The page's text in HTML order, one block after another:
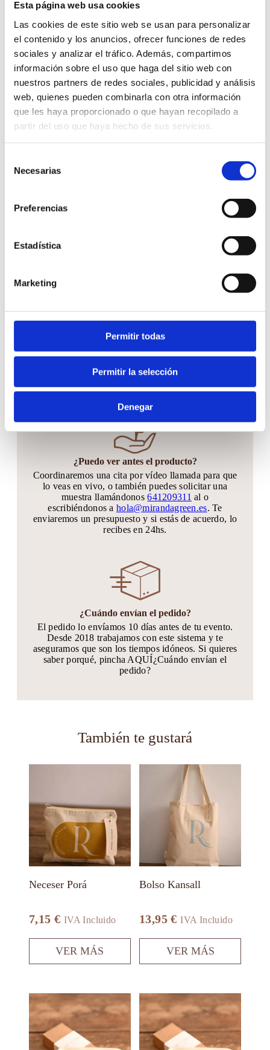
Esta página web usa cookies
Las cookies de este sitio web se usan para personalizar
el contenido y los anuncios, ofrecer funciones de redes
sociales y analizar el tráfico. Además, compartimos
información sobre el uso que haga del sitio web con
nuestros partners de redes sociales, publicidad y análisis
web, quienes pueden combinarla con otra información
que les haya proporcionado o que hayan recopilado a
partir del uso que haya hecho de sus servicios.
Necesarias
Preferencias
Estadística
Marketing
Permitir todas
Permitir la selección
Denegar
Guazú
cantidad
Precio Total: 49.25€
¿Necesitas saber más sobre los envíos?
Saber más sobre los envíos
¿Cuándo hacer el pedido?
Puedes hacer tu pedido hasta 30 días antes de tu
gran día. Si quieres quedarte tranquilo y anticiparte
mucho más, sin problema!! Podrás agregar
unidades hasta 20 días antes de tu evento
¿Puedo ver antes el producto?
Coordinaremos una cita por vídeo llamada para que
lo veas en vivo, o también puedes solicitar una
muestra llamándonos641209311 al o
escribiéndonos ahola@mirandagreen.es. Te
enviaremos un presupuesto y si estás de acuerdo, lo
recibes en 24hs.
¿Cuándo envían el pedido?
El pedido lo envíamos 10 días antes de tu evento.
Desde 2018 trabajamos con este sistema y te
aseguramos que son los tiempos idóneos. Si quieres
saber porqué, pincha AQUÍ¿Cuándo envían el
pedido?
También te gustará
Neceser Porá
7,15 € IVA Incluido
VER MÁS
múltiples
variantes.
Las
opciones
pueden
elegir
la
producto
Bolso Kansall
13,95€ IVA Incluido
VER MÁS
múltiples
pueden
elegir
la
producto
Este
producto
tiene
múltiples
variantes.